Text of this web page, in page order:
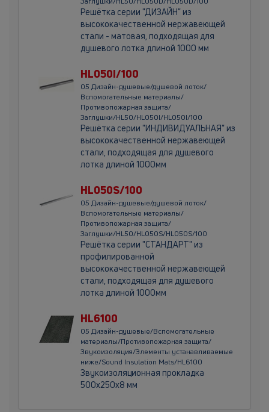
Решётка серии "ДИЗАЙН" из
высококачественной нержавеющей
стали - матовая, подходящая для
душевого лотка длиной 1000 мм
HL050I/100
05 Дизайн-душевые/душевой лоток/
Вспомогательные материалы/
Противопожарная защита/
Заглушки/HL50/HL050I/HL050I/100
Решётка серии "ИНДИВИДУАЛЬНАЯ" из
высококачественной нержавеющей
стали, подходящая для душевого
лотка длиной 1000мм
HL050S/100
05 Дизайн-душевые/душевой лоток/
Вспомогательные материалы/
Противопожарная защита/
Заглушки/HL50/HL050S/HL050S/100
Решётка серии "СТАНДАРТ" из
профилированной
высококачественной нержавеющей
стали, подходящая для душевого
лотка длиной 1000мм
HL6100
05 Дизайн-душевые/Вспомогательные
материалы/Противопожарная защита/
Звукоизоляция/Элементы устанавливаемые
ниже/Sound Insulation Mats/HL6100
Звукоизоляционная прокладка
500х250х8 мм